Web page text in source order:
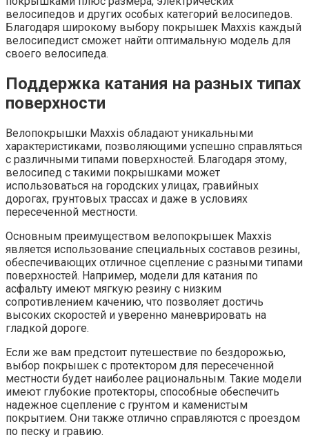
велосипедов и других особых категорий велосипедов.
Благодаря широкому выбору покрышек Maxxis каждый
велосипедист сможет найти оптимальную модель для
своего велосипеда.
Поддержка катания на разных типах
поверхности
Велопокрышки Maxxis обладают уникальными
характеристиками, позволяющими успешно справляться
с различными типами поверхностей. Благодаря этому,
велосипед с такими покрышками может
использоваться на городских улицах, гравийных
дорогах, грунтовых трассах и даже в условиях
пересеченной местности.
Основным преимуществом велопокрышек Maxxis
является использование специальных составов резины,
обеспечивающих отличное сцепление с разными типами
поверхностей. Например, модели для катания по
асфальту имеют мягкую резину с низким
сопротивлением качению, что позволяет достичь
высоких скоростей и уверенно маневрировать на
гладкой дороге.
Если же вам предстоит путешествие по бездорожью,
выбор покрышек с протектором для пересеченной
местности будет наиболее рациональным. Такие модели
имеют глубокие протекторы, способные обеспечить
надежное сцепление с грунтом и каменистым
покрытием. Они также отлично справляются с проездом
по песку и гравию.